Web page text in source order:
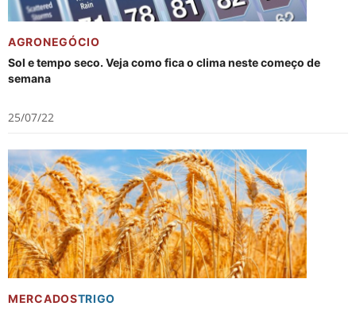
AGRONEGÓCIO
Sol e tempo seco. Veja como fica o clima neste começo de
semana
25/07/22
MERCADOSTRIGO